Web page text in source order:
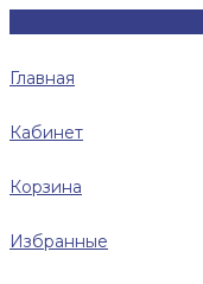
Главная
Кабинет
Корзина
Избранные